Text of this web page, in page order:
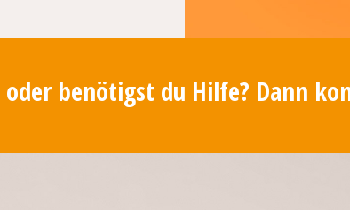
oder benötigst du Hilfe? Dann